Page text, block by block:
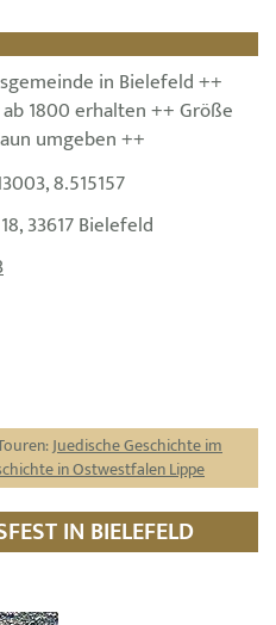
in Bielefeld ++
1800 erhalten ++ Größe
umgeben ++
8.515157
33617 Bielefeld
Juedische Geschichte im
in Ostwestfalen Lippe
IN BIELEFELD